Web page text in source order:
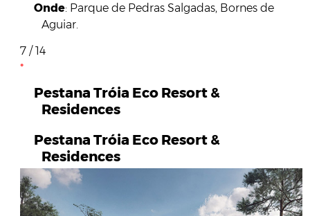
Onde: Parque de Pedras Salgadas, Bornes de
Aguiar.
7 / 14
Pestana Tróia Eco Resort &
Residences
Pestana Tróia Eco Resort &
Residences